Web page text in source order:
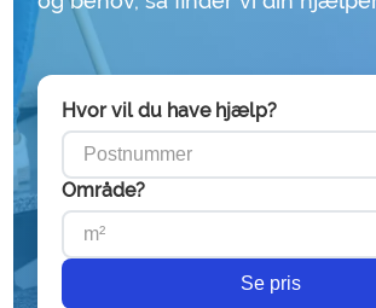
Hvor vil du have hjælp?
Område?
Se pris